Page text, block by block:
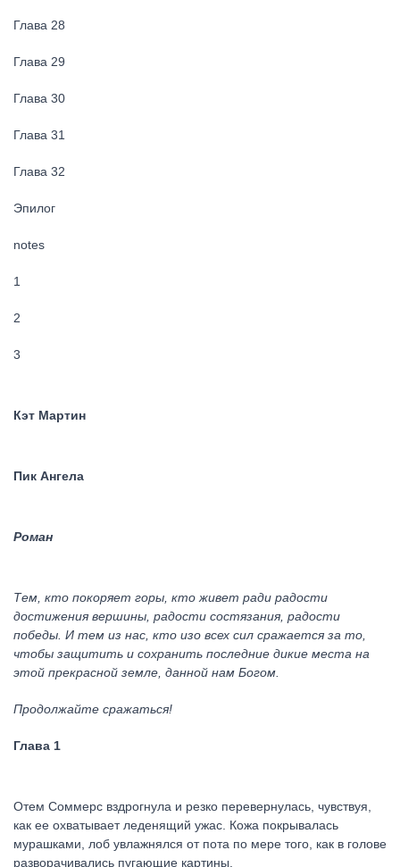
Глава 28
Глава 29
Глава 30
Глава 31
Глава 32
Эпилог
notes
1
2
3
Кэт Мартин
Пик Ангела
Роман
Тем, кто покоряет горы, кто живет ради радости
достижения вершины, радости состязания, радости
победы. И тем из нас, кто изо всех сил сражается за то,
чтобы защитить и сохранить последние дикие места на
этой прекрасной земле, данной нам Богом.
Продолжайте сражаться!
Глава 1
Отем Соммерс вздрогнула и резко перевернулась, чувствуя,
как ее охватывает леденящий ужас. Кожа покрывалась
мурашками, лоб увлажнялся от пота по мере того, как в голове
разворачивались пугающие картины.